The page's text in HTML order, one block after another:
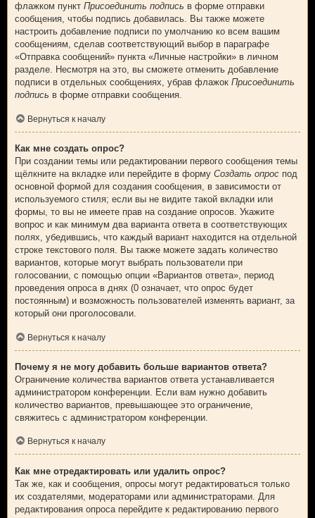
флажком пункт Присоединить подпись в форме отправки
сообщения, чтобы подпись добавилась. Вы также можете
настроить добавление подписи по умолчанию ко всем вашим
сообщениям, сделав соответствующий выбор в параграфе
«Отправка сообщений» пункта «Личные настройки» в личном
разделе. Несмотря на это, вы сможете отменить добавление
подписи в отдельных сообщениях, убрав флажок Присоединить
подпись в форме отправки сообщения.
Вернуться к началу
Как мне создать опрос?
При создании темы или редактировании первого сообщения темы
щёлкните на вкладке или перейдите в форму Создать опрос под
основной формой для создания сообщения, в зависимости от
используемого стиля; если вы не видите такой вкладки или
формы, то вы не имеете прав на создание опросов. Укажите
вопрос и как минимум два варианта ответа в соответствующих
полях, убедившись, что каждый вариант находится на отдельной
строке текстового поля. Вы также можете задать количество
вариантов, которые могут выбрать пользователи при
голосовании, с помощью опции «Вариантов ответа», период
проведения опроса в днях (0 означает, что опрос будет
постоянным) и возможность пользователей изменять вариант, за
который они проголосовали.
Вернуться к началу
Почему я не могу добавить больше вариантов ответа?
Ограничение количества вариантов ответа устанавливается
администратором конференции. Если вам нужно добавить
количество вариантов, превышающее это ограничение,
свяжитесь с администратором конференции.
Вернуться к началу
Как мне отредактировать или удалить опрос?
Так же, как и сообщения, опросы могут редактироваться только
их создателями, модераторами или администраторами. Для
редактирования опроса перейдите к редактированию первого